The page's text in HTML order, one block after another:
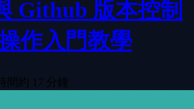
Github 版本控制
作入門教學
間約 17 分鐘